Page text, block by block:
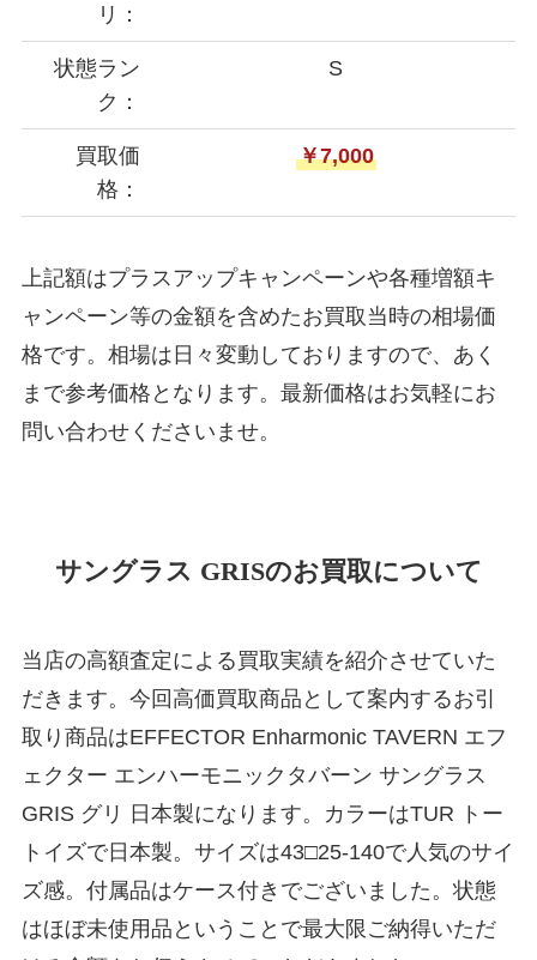
リ：
状態ラン
ク：
S
買取価
格：
￥7,000
上記額はプラスアップキャンペーンや各種増額キ
ャンペーン等の金額を含めたお買取当時の相場価
格です。相場は日々変動しておりますので、あく
まで参考価格となります。最新価格はお気軽にお
問い合わせくださいませ。
サングラス GRISのお買取について
当店の高額査定による買取実績を紹介させていた
だきます。今回高価買取商品として案内するお引
取り商品はEFFECTOR Enharmonic TAVERN エフ
ェクター エンハーモニックタバーン サングラス
GRIS グリ 日本製になります。カラーはTUR トー
トイズで日本製。サイズは43□25-140で人気のサイ
ズ感。付属品はケース付きでございました。状態
はほぼ未使用品ということで最大限ご納得いただ